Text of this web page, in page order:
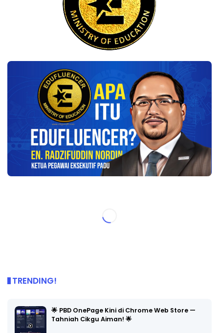
TRENDING!
🌟 PBD OnePage Kini di Chrome Web Store —
Tahniah Cikgu Aiman! 🌟